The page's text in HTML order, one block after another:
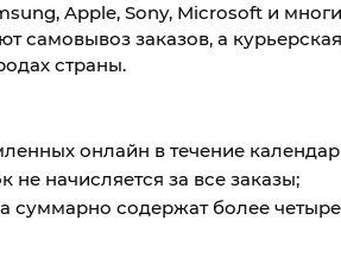
Apple, Sony, Microsoft и
самовывоз заказов, а
страны.
онлайн в течение
начисляется за все заказы;
суммарно содержат более